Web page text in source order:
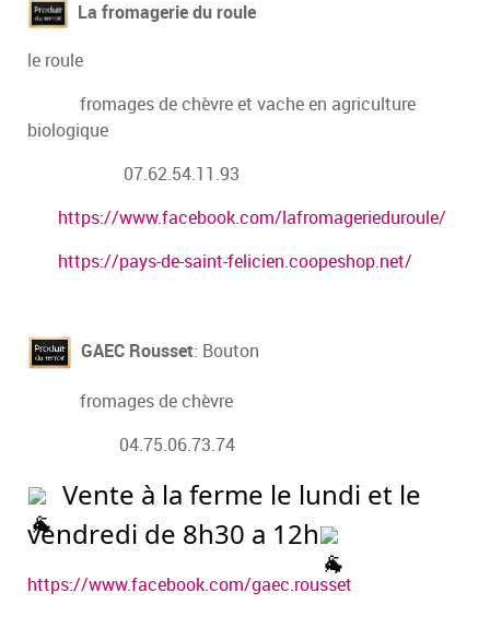
La fromagerie du roule
le roule
fromages de chèvre et vache en agriculture
biologique
07.62.54.11.93
https://www.facebook.com/lafromagerieduroule/
https://pays-de-saint-felicien.coopeshop.net/
GAEC Rousset: Bouton
fromages de chèvre
04.75.06.73.74
Vente à la ferme le lundi et le
vendredi de 8h30 a 12h
https://www.facebook.com/gaec.rousset